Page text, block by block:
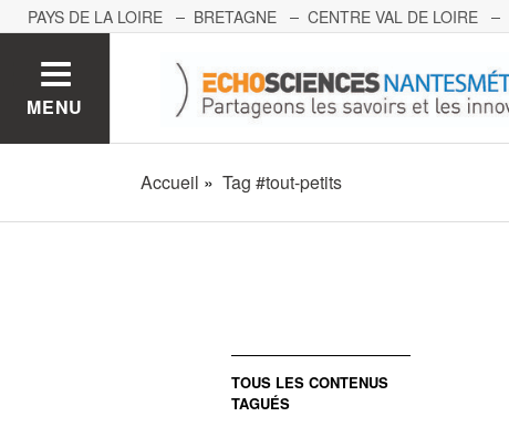
PAYS DE LA LOIRE BRETAGNE CENTRE VAL DE LOIRE
MENU
Accueil Tag #tout-petits
TOUS LES CONTENUS
TAGUÉS